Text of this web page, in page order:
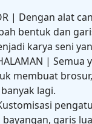
| Dengan alat
bentuk dan
karya seni
| Semua
membuat
lagi.
garis